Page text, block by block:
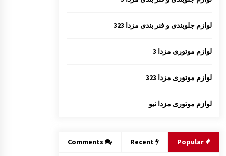
لوازم جلوبندی و فنر بندی مزدا 323
لوازم موتوری مزدا 3
لوازم موتوری مزدا 323
لوازم موتوری مزدا نیو
Popular
Recent
Comments